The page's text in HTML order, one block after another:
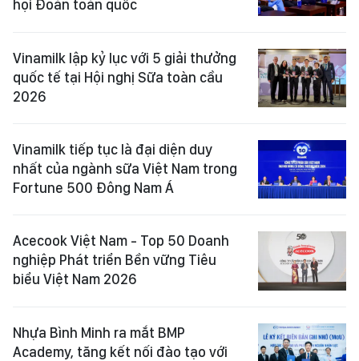
hội Đoàn toàn quốc
Vinamilk lập kỷ lục với 5 giải thưởng
quốc tế tại Hội nghị Sữa toàn cầu
2026
Vinamilk tiếp tục là đại diện duy
nhất của ngành sữa Việt Nam trong
Fortune 500 Đông Nam Á
Acecook Việt Nam - Top 50 Doanh
nghiệp Phát triển Bền vững Tiêu
biểu Việt Nam 2026
Nhựa Bình Minh ra mắt BMP
Academy, tăng kết nối đào tạo với